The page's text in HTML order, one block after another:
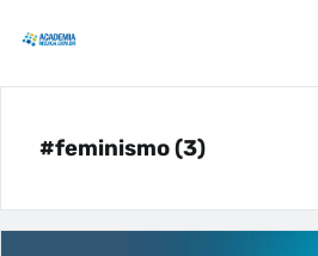
#feminismo (3)